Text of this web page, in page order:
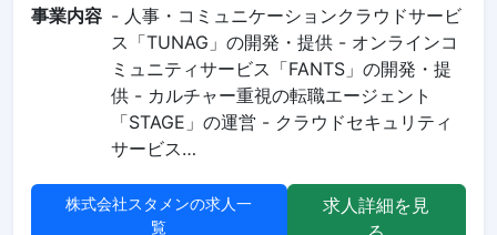
事業内容 - 人事・コミュニケーションクラウドサービ
ス「TUNAG」の開発・提供 - オンラインコ
ミュニティサービス「FANTS」の開発・提
供 - カルチャー重視の転職エージェント
「STAGE」の運営 - クラウドセキュリティ
サービス…
株式会社スタメンの求人一
覧
求人詳細を見